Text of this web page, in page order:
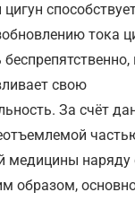
тока
свою
За счёт
медицины наряду
образом,